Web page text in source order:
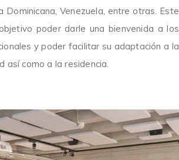
Dominicana, Venezuela, entre otras. Este
poder darle una bienvenida a los
y poder facilitar su adaptación a la
así como a la residencia.